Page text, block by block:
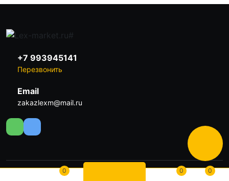
0 0 0
+7 993945141
Перезвонить
Email
zakazlexm@mail.ru
Lex-market.ru. Все права защищены. 2026.